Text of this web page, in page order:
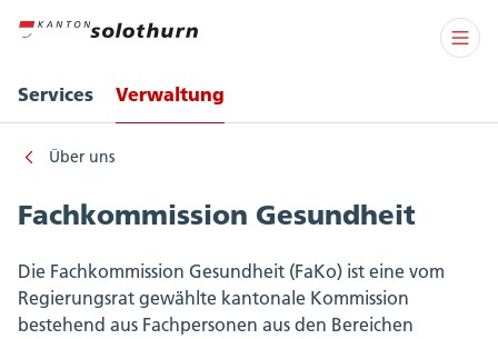
Services Verwaltung
Über uns
Fachkommission Gesundheit
Die Fachkommission Gesundheit (FaKo) ist eine vom
Regierungsrat gewählte kantonale Kommission
bestehend aus Fachpersonen aus den Bereichen